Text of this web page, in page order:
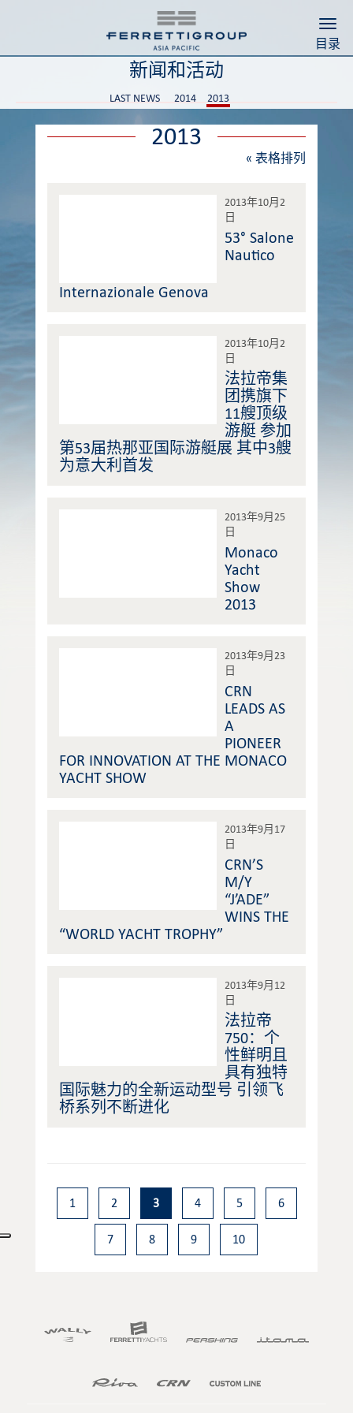
目录
新闻和活动
LAST NEWS 2014 2013
2013
« 表格排列
2013年10月2
日
53° Salone
Nautico
Internazionale Genova
2013年10月2
日
法拉帝集
团携旗下
11艘顶级
游艇 参加
第53届热那亚国际游艇展 其中3艘
为意大利首发
2013年9月25
日
Monaco
Yacht
Show
2013
2013年9月23
日
CRN
LEADS AS
A
PIONEER
FOR INNOVATION AT THE MONACO
YACHT SHOW
2013年9月17
日
CRN’S
M/Y
“J’ADE”
WINS THE
“WORLD YACHT TROPHY”
2013年9月12
日
法拉帝
750：个
性鲜明且
具有独特
国际魅力的全新运动型号 引领飞
桥系列不断进化
1 2 3 4 5 6
7 8 9 10